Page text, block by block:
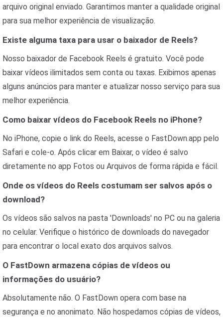
arquivo original enviado. Garantimos manter a qualidade original
para sua melhor experiência de visualização.
Existe alguma taxa para usar o baixador de Reels?
Nosso baixador de Facebook Reels é gratuito. Você pode
baixar vídeos ilimitados sem conta ou taxas. Exibimos apenas
alguns anúncios para manter e atualizar nosso serviço para sua
melhor experiência.
Como baixar vídeos do Facebook Reels no iPhone?
No iPhone, copie o link do Reels, acesse o FastDown.app pelo
Safari e cole-o. Após clicar em Baixar, o vídeo é salvo
diretamente no app Fotos ou Arquivos de forma rápida e fácil.
Onde os vídeos do Reels costumam ser salvos após o
download?
Os vídeos são salvos na pasta 'Downloads' no PC ou na galeria
no celular. Verifique o histórico de downloads do navegador
para encontrar o local exato dos arquivos salvos.
O FastDown armazena cópias de vídeos ou
informações do usuário?
Absolutamente não. O FastDown opera com base na
segurança e no anonimato. Não hospedamos cópias de vídeos,